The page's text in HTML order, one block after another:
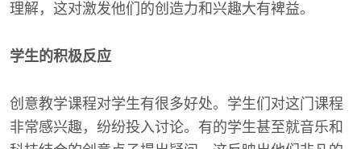
理解，这对激发他们的创造力和兴趣大有裨益。
学生的积极反应
创意教学课程对学生有很多好处。学生们对这门课程
非常感兴趣，纷纷投入讨论。有的学生甚至就音乐和